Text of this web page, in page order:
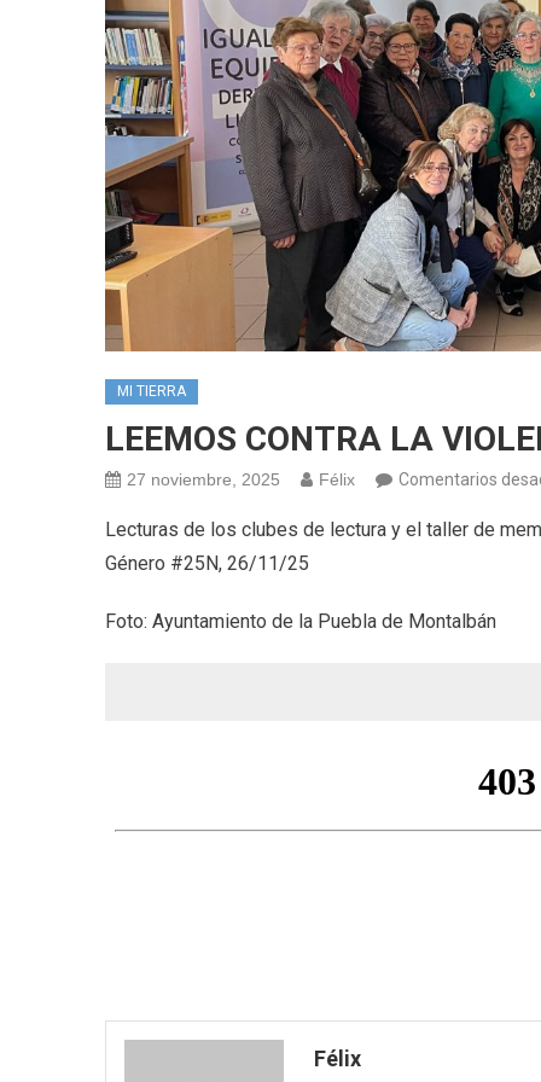
MI TIERRA
LEEMOS CONTRA LA
27 noviembre, 2025 Félix Comentarios
Lecturas de los clubes de lectura y el taller de
Género #25N, 26/11/25
Foto: Ayuntamiento de la Puebla de Montalbán
Félix